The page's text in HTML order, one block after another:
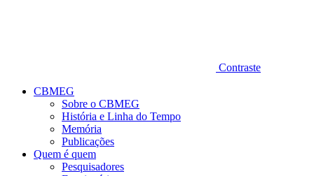
Contraste
CBMEG
Sobre o CBMEG
História e Linha do Tempo
Memória
Publicações
Quem é quem
Pesquisadores